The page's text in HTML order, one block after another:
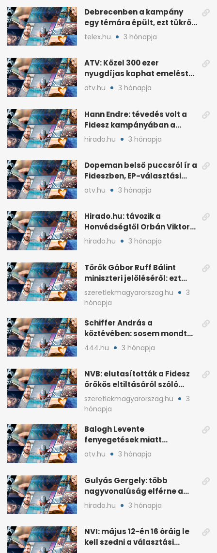
Debrecenben a kampány
egy témára épült, ezt tükrözi
az eredmény
telex.hu 3 hónapja
ATV: Közel 300 ezer
nyugdíjas kaphat emelést
idén a Tisza terve szerint
atv.hu 3 hónapja
Hann Endre: tévedés volt a
Fidesz kampányában a
háborús veszély
hirado.hu 3 hónapja
Dopeman belső puccsról ír a
Fideszben, EP-választási
árral
atv.hu 3 hónapja
Hirado.hu: távozik a
Honvédségtől Orbán Viktor
fia, Orbán Gáspár
hirado.hu 3 hónapja
Török Gábor Ruff Bálint
miniszteri jelöléséről: ezt
írta a posztjában
szeretlekmagyarorszag.hu
3
hónapja
Schiffer András a
köztévében: sosem mondta,
ki fog nyerni
444.hu 3 hónapja
NVB: elutasították a Fidesz
örökös eltiltásáról szóló
népszavazást
szeretlekmagyarorszag.hu
3
hónapja
Balogh Levente
fenyegetések miatt
lemondta erdélyi előadás-
atv.hu 3 hónapja
Gulyás Gergely: több
nagyvonalúság elférne a
kétharmados győztesekben
hirado.hu 3 hónapja
NVI: május 12-én 16 óráig le
kell szedni a választási